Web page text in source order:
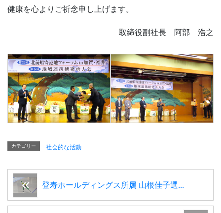
健康を心よりご祈念申し上げます。
取締役副社長 阿部 浩之
カテゴリー 社会的な活動
登寿ホールディングス所属 山根佳子選...